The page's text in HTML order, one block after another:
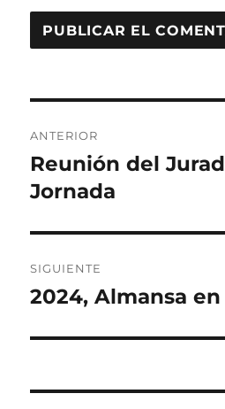
de
entradas
ANTERIOR
Entrada
anterior:
Reunión del
Jornada
SIGUIENTE
Entrada
2024, Almansa